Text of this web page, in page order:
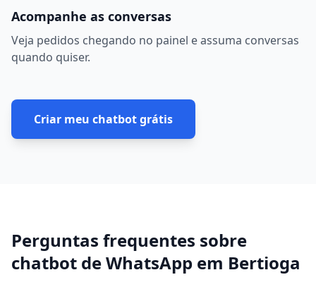
Acompanhe as conversas
Veja pedidos chegando no painel e assuma conversas
quando quiser.
Criar meu chatbot grátis
Perguntas frequentes sobre
chatbot de WhatsApp em Bertioga